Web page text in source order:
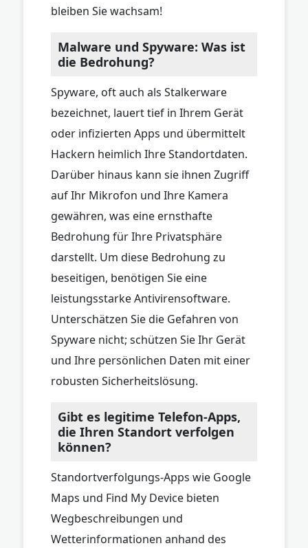
bleiben Sie wachsam!
Malware und Spyware: Was ist
die Bedrohung?
Spyware, oft auch als Stalkerware
bezeichnet, lauert tief in Ihrem Gerät
oder infizierten Apps und übermittelt
Hackern heimlich Ihre Standortdaten.
Darüber hinaus kann sie ihnen Zugriff
auf Ihr Mikrofon und Ihre Kamera
gewähren, was eine ernsthafte
Bedrohung für Ihre Privatsphäre
darstellt. Um diese Bedrohung zu
beseitigen, benötigen Sie eine
leistungsstarke Antivirensoftware.
Unterschätzen Sie die Gefahren von
Spyware nicht; schützen Sie Ihr Gerät
und Ihre persönlichen Daten mit einer
robusten Sicherheitslösung.
Gibt es legitime Telefon-Apps,
die Ihren Standort verfolgen
können?
Standortverfolgungs-Apps wie Google
Maps und Find My Device bieten
Wegbeschreibungen und
Wetterinformationen anhand des